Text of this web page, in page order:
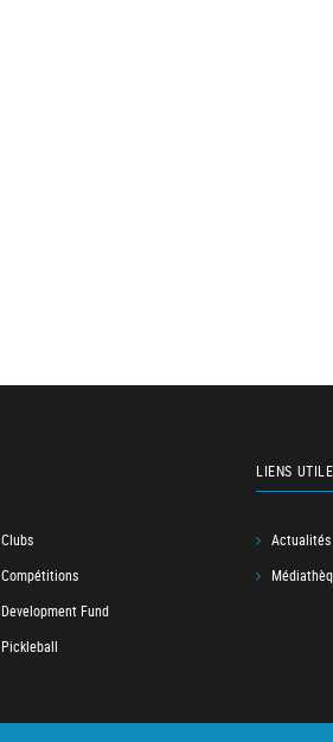
Clubs
Compétitions
Development Fund
Pickleball
LIENS
Actualités